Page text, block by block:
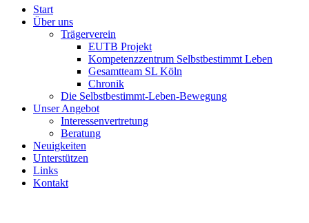
Start
Über uns
Trägerverein
EUTB Projekt
Kompetenzzentrum Selbstbestimmt Leben
Gesamtteam SL Köln
Chronik
Die Selbstbestimmt-Leben-Bewegung
Unser Angebot
Interessenvertretung
Beratung
Neuigkeiten
Unterstützen
Links
Kontakt